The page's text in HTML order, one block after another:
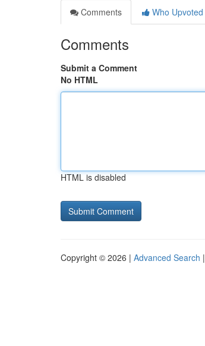
Comments
Who Upvoted
Comments
Submit a Comment
No HTML
HTML is disabled
Copyright © 2026 | Advanced Search |